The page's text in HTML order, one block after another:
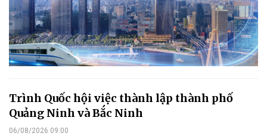
Trình Quốc hội việc thành lập thành phố
Quảng Ninh và Bắc Ninh
06/08/2026 09:00